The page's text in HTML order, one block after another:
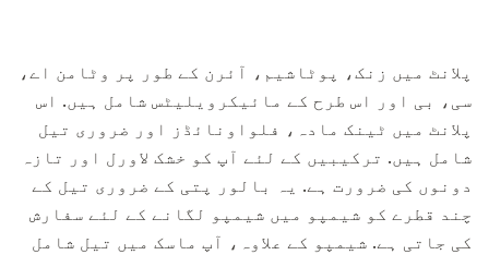
پلانٹ میں زنک، پوٹاشیم، آئرن کے طور پر وٹامن اے،
سی، بی اور اس طرح کے مائیکرویلیٹس شامل ہیں. اس
پلانٹ میں ٹینک مادہ، فلواونائڈز اور ضروری تیل
شامل ہیں. ترکیبیں کے لئے آپ کو خشک لاورل اور تازہ
دونوں کی ضرورت ہے. یہ بالور پتی کے ضروری تیل کے
چند قطرے کو شیمپو میں شیمپو لگانے کے لئے سفارش
کی جاتی ہے. شیمپو کے علاوہ، آپ ماسک میں تیل شامل